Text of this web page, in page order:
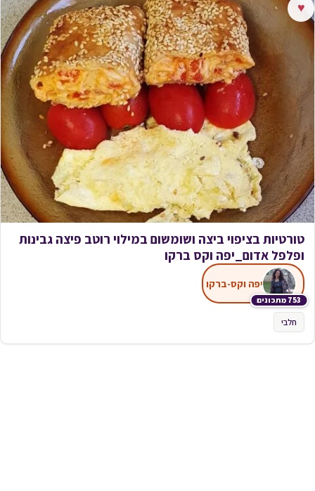
♥
טורטיות בציפוי ביצה ושומשום במילוי רוטב פיצה גבינות
ופלפל אדום_יפה וקס ברקו
753 מתכונים
יפה וקס-ברקו
חלבי